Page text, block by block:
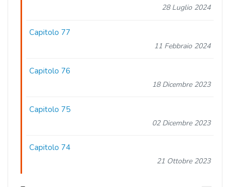
28 Luglio 2024
Capitolo 77
11 Febbraio 2024
Capitolo 76
18 Dicembre 2023
Capitolo 75
02 Dicembre 2023
Capitolo 74
21 Ottobre 2023